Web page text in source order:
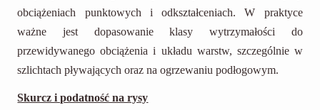
obciążeniach punktowych i odkształceniach. W praktyce
ważne jest dopasowanie klasy wytrzymałości do
przewidywanego obciążenia i układu warstw, szczególnie w
szlichtach pływających oraz na ogrzewaniu podłogowym.
Skurcz i podatność na rysy